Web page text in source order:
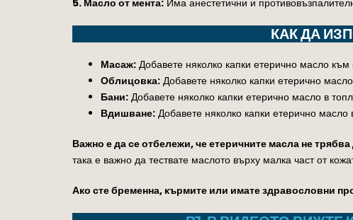
КАК ДА
Масаж: Добавете няколко капки етерично масло
Облицовка: Добавете няколко капки етерично
Бани: Добавете няколко капки етерично масло в
Вдишване: Добавете няколко капки етерично
Важно е да се отбележи, че етеричните масла не
така е важно да тествате маслото върху малка част от
Ако сте бременна, кърмите или имате здравословни